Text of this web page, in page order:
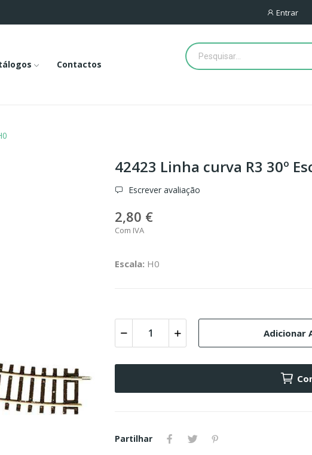
Entrar
Contactos
42423 Linha curva R3 30º
Escrever avaliação
2,80 €
Com IVA
Escala: H0
Adicionar
Partilhar